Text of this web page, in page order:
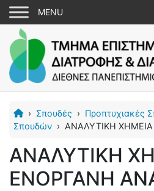
› Σπουδές › Προπτυχιακές
Σπουδών › ΑΝΑΛΥΤΙΚΗ
ΑΝΑΛΥΤΙΚΗ
ΕΝΟΡΓΑΝΗ